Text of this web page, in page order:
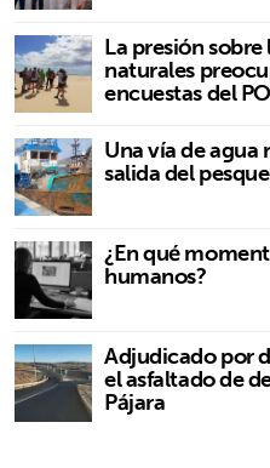
La presión
naturales
encuestas del
Una vía de agua
salida del
¿En qué
humanos?
Adjudicado por
el asfaltado de
Pájara